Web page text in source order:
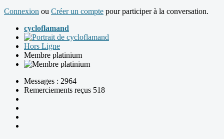
Connexion ou Créer un compte pour participer à la conversation.
cycloflamand
Hors Ligne
Membre platinium
Messages : 2964
Remerciements reçus 518